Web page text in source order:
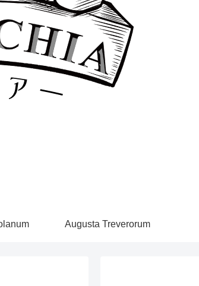
Augusta Treverorum